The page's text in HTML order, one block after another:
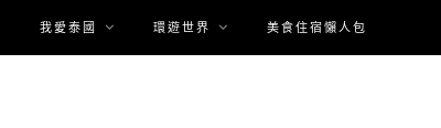
我愛泰國 環遊世界 美食住宿懶人包